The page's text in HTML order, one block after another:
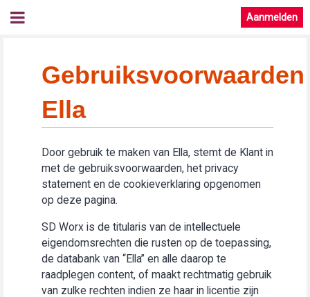
Aanmelden
Gebruiksvoorwaarden
Ella
Door gebruik te maken van Ella, stemt de Klant in
met de gebruiksvoorwaarden, het privacy
statement en de cookieverklaring opgenomen
op deze pagina.
SD Worx is de titularis van de intellectuele
eigendomsrechten die rusten op de toepassing,
de databank van “Ella” en alle daarop te
raadplegen content, of maakt rechtmatig gebruik
van zulke rechten indien ze haar in licentie zijn